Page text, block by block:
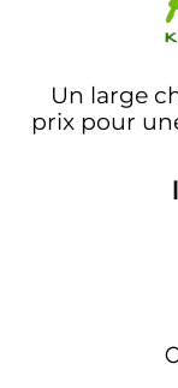
Un large
prix pour